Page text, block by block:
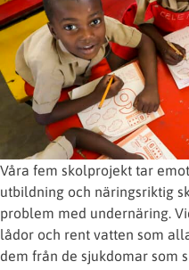
Våra fem skolprojekt tar
utbildning och näringsriktig
problem med undernäring.
lådor och rent vatten som
dem från de sjukdomar som